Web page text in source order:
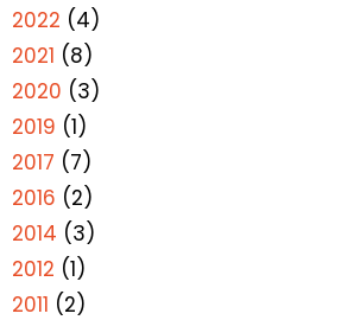
2022 (4)
2021 (8)
2020 (3)
2019 (1)
2017 (7)
2016 (2)
2014 (3)
2012 (1)
2011 (2)